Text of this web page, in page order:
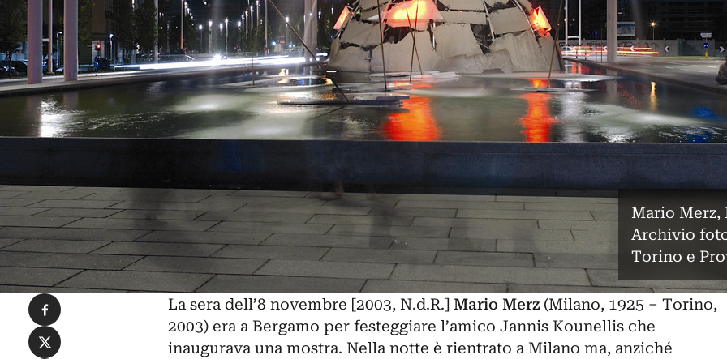
Mario Merz,
Archivio
Torino e
La sera dell’8 novembre [2003, N.d.R.] Mario Merz(Milano, 1925 – Torino,
2003) era a Bergamo per festeggiare l’amico Jannis Kounellis che
inaugurava una mostra. Nella notte è rientrato a Milano ma, anziché
Condividi su Facebook
Condividi su X